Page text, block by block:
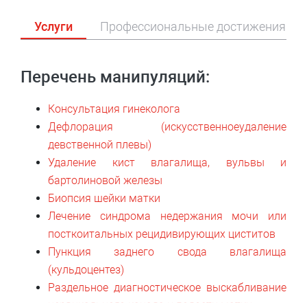
Услуги Профессиональные достижения и
Перечень манипуляций:
Консультация гинеколога
Дефлорация (искусственноеудаление
девственной плевы)
Удаление кист влагалища, вульвы и
бартолиновой железы
Биопсия шейки матки
Лечение синдрома недержания мочи или
посткоитальных рецидивирующих циститов
Пункция заднего свода влагалища
(кульдоцентез)
Раздельное диагностическое выскабливание